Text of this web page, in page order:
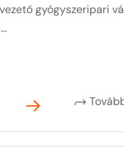
gyógyszeripari